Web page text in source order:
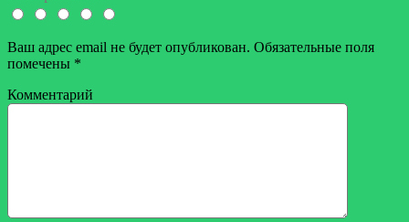
Ваш адрес email не будет опубликован. Обязательные поля
помечены *
Комментарий